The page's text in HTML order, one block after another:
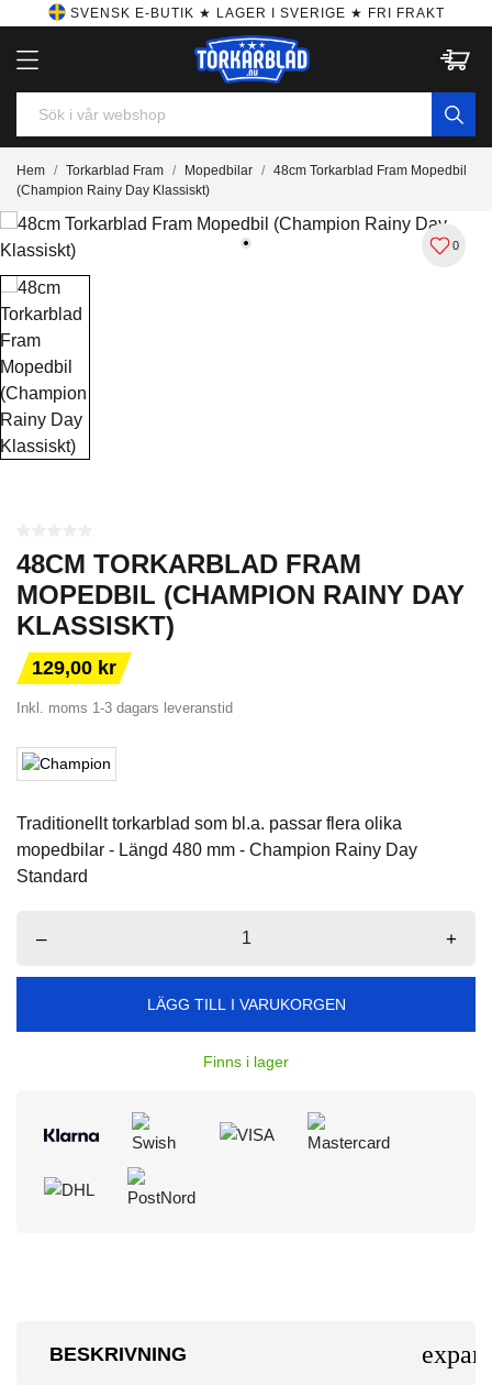
SVENSK E-BUTIK ★ LAGER I SVERIGE ★ FRI FRAKT
Hem Torkarblad Fram Mopedbilar
48cm Torkarblad Fram Mopedbil
(Champion Rainy Day Klassiskt)
0
48CM TORKARBLAD FRAM
MOPEDBIL (CHAMPION RAINY DAY
KLASSISKT)
129,00 kr
Inkl. moms 1-3 dagars leveranstid
Traditionellt torkarblad som bl.a. passar flera olika
mopedbilar - Längd 480 mm - Champion Rainy Day
Standard
– +
LÄGG TILL I VARUKORGEN
Finns i lager
BESKRIVNING